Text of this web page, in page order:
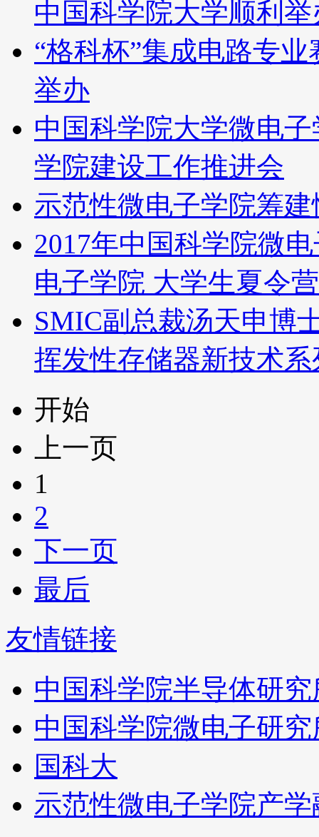
中国科学院大学顺利举
“格科杯”集成电路专
举办
中国科学院大学微电
学院建设工作推进会
示范性微电子学院筹
2017年中国科学院微
电子学院 大学生夏令
SMIC副总裁汤天申博
挥发性存储器新技术
开始
上一页
1
2
下一页
最后
友情链接
中国科学院半导体研究
中国科学院微电子研究
国科大
示范性微电子学院产